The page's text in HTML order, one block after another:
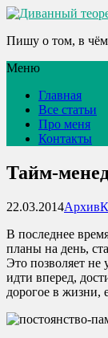
Пишу о том, в
Меню
Главная
Все статьи
Про меня
Контакты
Тайм-
22.03.2014Архив
В последнее
планы на день,
Это позволяет не
идти вперед,
дорогое в жизни,